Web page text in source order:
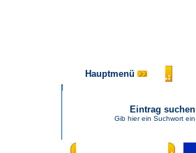
Hauptmenü
Eintrag suchen
Gib hier ein Suchwort ein